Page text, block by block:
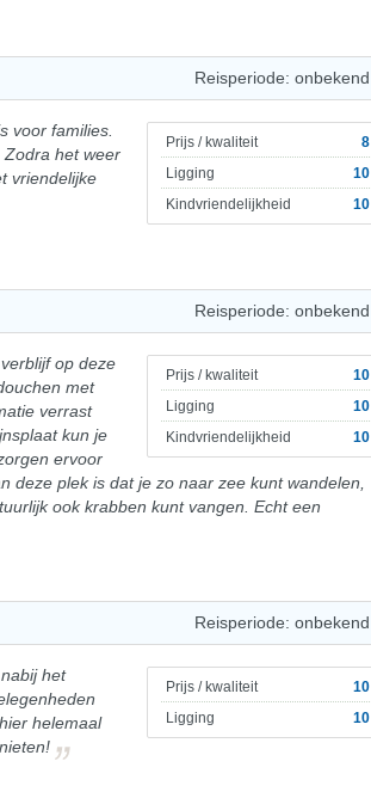
Reisperiode: onbekend
Prijs / kwaliteit
8
Ligging
10
Kindvriendelijkheid
10
voor families.
Zodra het weer
vriendelijke
Reisperiode: onbekend
Prijs / kwaliteit
10
Ligging
10
Kindvriendelijkheid
10
op deze
met
verrast
kun je
ervoor
deze plek is dat je zo naar zee kunt wandelen,
ook krabben kunt vangen. Echt een
Reisperiode: onbekend
Prijs / kwaliteit
10
Ligging
10
het
helemaal